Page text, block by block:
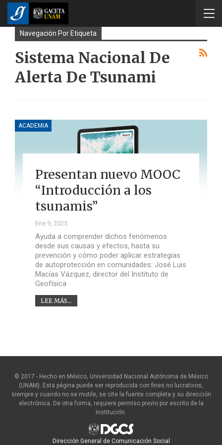
Navegación Por Etiqueta
Sistema Nacional De
Alerta De Tsunami
ACADEMIA
Presentan nuevo MOOC
“Introducción a los
tsunamis”
Ene 9, 2025
Ayuda a comprender dichos fenómenos
desde sus causas y efectos, hasta su
prevención y cómo poder aplicar estrategias
de autoprotección en comunidades: José Luis
Macías Vázquez, director del Instituto de
Geofísica
LEE MÁS...
© 2017 - Hecho en México, Universidad Nacional Autónoma de México
(UNAM). Esta página puede ser reproducida con fines no lucrativos,
siempre y cuando no se mutile, se cite la fuente completa y su dirección
electrónica. De otra forma, requiere permiso previo por escrito de la
institución.
Dirección General de Comunicación Social